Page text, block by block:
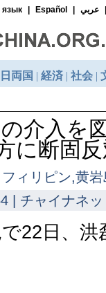
介入を
に断固
ィリピン,黄岩
| チャイナネ
22日、